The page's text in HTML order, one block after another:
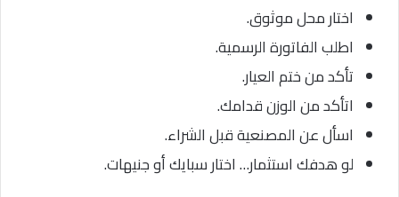
اختار محل موثوق.
اطلب الفاتورة الرسمية.
تأكد من ختم العيار.
اتأكد من الوزن قدامك.
اسأل عن المصنعية قبل الشراء.
لو هدفك استثمار… اختار سبايك أو جنيهات.